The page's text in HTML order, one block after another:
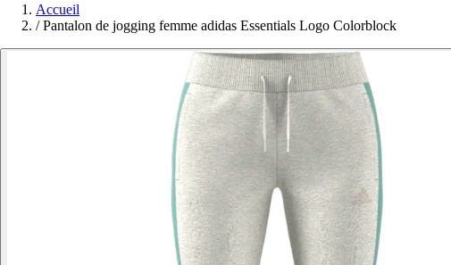
Accueil
/ Pantalon de jogging femme adidas Essentials Logo Colorblock